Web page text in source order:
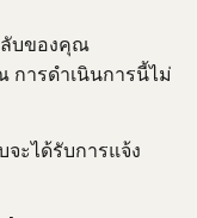
บของคุณ
การดำเนินการนี้ไม่
ะได้รับการแจ้ง